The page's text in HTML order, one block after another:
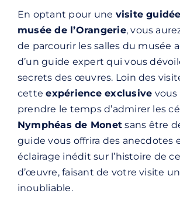
En optant pour une visite
musée de l’Orangerie, vous
de parcourir les salles du musée
d’un guide expert qui vous
secrets des œuvres. Loin des
cetteexpérience exclusive
prendre le temps d’admirer les
Nymphéas de Monet sans être
guide vous offrira des anecdotes
éclairage inédit sur l’histoire de
d’œuvre, faisant de votre visite
inoubliable.